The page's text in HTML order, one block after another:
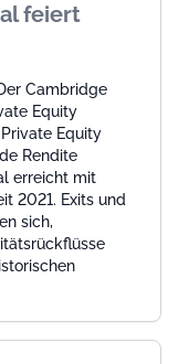
feiert
Cambridge
Equity
Equity
Rendite
erreicht mit
2021. Exits und
sich,